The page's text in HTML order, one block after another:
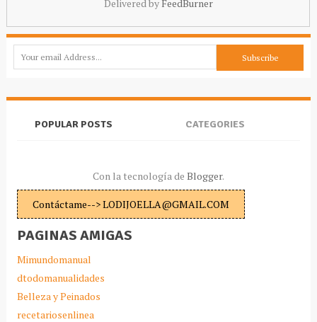
Delivered by FeedBurner
POPULAR POSTS CATEGORIES
Con la tecnología de Blogger.
Contáctame--> LODIJOELLA@GMAIL.COM
PAGINAS AMIGAS
Mimundomanual
dtodomanualidades
Belleza y Peinados
recetariosenlinea